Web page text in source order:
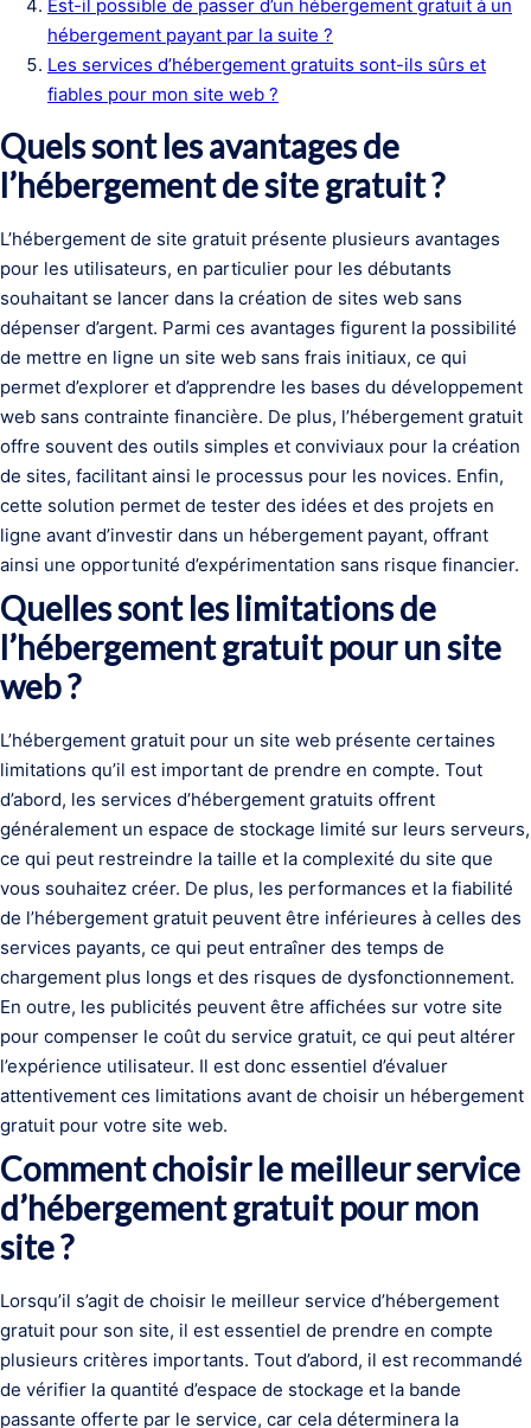
Est-il possible de passer d’un hébergement gratuit à un
hébergement payant par la suite ?
Les services d’hébergement gratuits sont-ils sûrs et
fiables pour mon site web ?
Quels sont les avantages de
l’hébergement de site gratuit ?
L’hébergement de site gratuit présente plusieurs avantages
pour les utilisateurs, en particulier pour les débutants
souhaitant se lancer dans la création de sites web sans
dépenser d’argent. Parmi ces avantages figurent la possibilité
de mettre en ligne un site web sans frais initiaux, ce qui
permet d’explorer et d’apprendre les bases du développement
web sans contrainte financière. De plus, l’hébergement gratuit
offre souvent des outils simples et conviviaux pour la création
de sites, facilitant ainsi le processus pour les novices. Enfin,
cette solution permet de tester des idées et des projets en
ligne avant d’investir dans un hébergement payant, offrant
ainsi une opportunité d’expérimentation sans risque financier.
Quelles sont les limitations de
l’hébergement gratuit pour un site
web ?
L’hébergement gratuit pour un site web présente certaines
limitations qu’il est important de prendre en compte. Tout
d’abord, les services d’hébergement gratuits offrent
généralement un espace de stockage limité sur leurs serveurs,
ce qui peut restreindre la taille et la complexité du site que
vous souhaitez créer. De plus, les performances et la fiabilité
de l’hébergement gratuit peuvent être inférieures à celles des
services payants, ce qui peut entraîner des temps de
chargement plus longs et des risques de dysfonctionnement.
En outre, les publicités peuvent être affichées sur votre site
pour compenser le coût du service gratuit, ce qui peut altérer
l’expérience utilisateur. Il est donc essentiel d’évaluer
attentivement ces limitations avant de choisir un hébergement
gratuit pour votre site web.
Comment choisir le meilleur service
d’hébergement gratuit pour mon
site ?
Lorsqu’il s’agit de choisir le meilleur service d’hébergement
gratuit pour son site, il est essentiel de prendre en compte
plusieurs critères importants. Tout d’abord, il est recommandé
de vérifier la quantité d’espace de stockage et la bande
passante offerte par le service, car cela déterminera la